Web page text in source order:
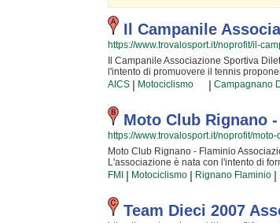
Il Campanile
https://www.trovalosport.it/noprofit/il-
Il Campanile Associazione Sportiva
l'intento di promuovere il tennis
sulla definizione delle capacità motorie
quotidianamente affrontando sfide
convinti di poter trasmettere quelle
fondazione. La passione, i sacrifici e la
tennis uno sport unico e da cui si
comunità in cui potrai trovare nuovi
semplicemente scoprire di più sui loro
presente nella pagina.
AICS | Motociclismo | Campagnano
Moto Club Rignano
https://www.trovalosport.it/noprofit/
Moto Club Rignano - Flaminio
L'associazione è nata con l'intento di
partecipiamo o che organizzano
hanno la sicurezza di diventare dei
veramente! Gli istruttori sono tra i più
non c'è cosa migliore del crescere
vita! Al giorno d'oggi chi vuole fare
FMI | Motociclismo | Rignano Flaminio |
Team Dieci 2007